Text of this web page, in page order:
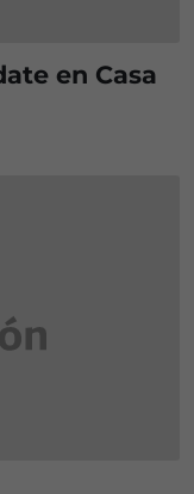
en Casa